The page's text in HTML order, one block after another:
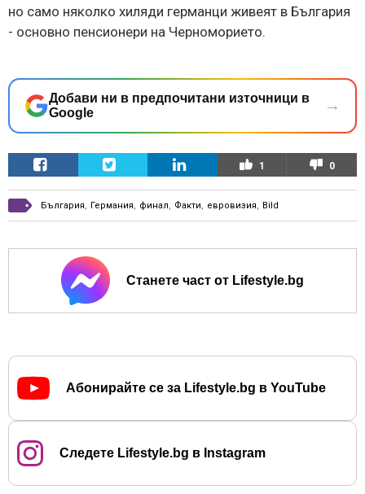
но само няколко хиляди германци живеят в България
- основно пенсионери на Черноморието.
Добави ни в предпочитани източници в
Google
→
1 0
България Германия финал Факти евровизия Bild
Станете част от Lifestyle.bg
Абонирайте се за Lifestyle.bg в YouTube
Следете Lifestyle.bg в Instagram